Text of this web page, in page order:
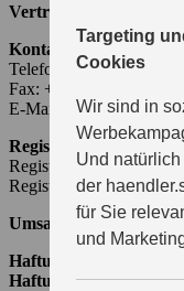
Targeting
Cookies
Wir sind in
Und
der
für Sie
und
Vertreten durch:
Kontakt:
Telefon: +49 521
Fax: +49 521 2399928
E-Mail:
Registereintrag:
Registergericht: Bielefeld
Registernummer: HRB
Umsatzsteuer-ID:DE
Haftungsausschluss
Haftung für Links: